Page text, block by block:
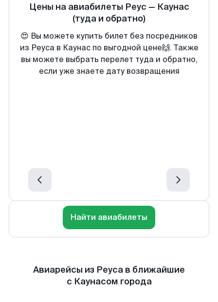
Цены на авиабилеты Реус — Каунас
(туда и обратно)
😍 Вы можете купить билет без посредников
из Реуса в Каунас по выгодной цене🙌. Также
вы можете выбрать перелет туда и обратно,
если уже знаете дату возвращения
Найти авиабилеты
Авиарейсы из Реуса в ближайшие
с Каунасом города